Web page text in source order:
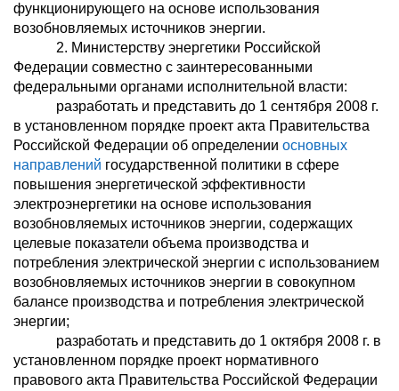
функционирующего на основе использования
возобновляемых источников энергии.
2. Министерству энергетики Российской
Федерации совместно с заинтересованными
федеральными органами исполнительной власти:
разработать и представить до 1 сентября 2008 г.
в установленном порядке проект акта Правительства
Российской Федерации об определении основных
направлений государственной политики в сфере
повышения энергетической эффективности
электроэнергетики на основе использования
возобновляемых источников энергии, содержащих
целевые показатели объема производства и
потребления электрической энергии с использованием
возобновляемых источников энергии в совокупном
балансе производства и потребления электрической
энергии;
разработать и представить до 1 октября 2008 г. в
установленном порядке проект нормативного
правового акта Правительства Российской Федерации